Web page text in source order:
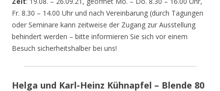
Fr. 8.30 – 14.00 Uhr und nach Vereinbarung (durch Tagungen
oder Seminare kann zeitweise der Zugang zur Ausstellung
behindert werden – bitte informieren Sie sich vor einem
Besuch sicherheitshalber bei uns!
Helga und Karl-Heinz Kühnapfel – Blende 80